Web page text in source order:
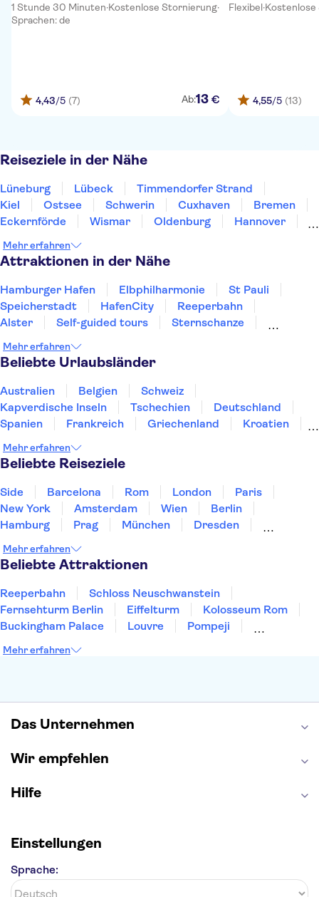
1 Stunde 30 Minuten·Kostenlose Stornierung·
Sprachen: de
4,43/5 (7) Ab:13 €
Flexibel·
4,55/5 (13)
Reiseziele in der Nähe
Lüneburg Lübeck
Timmendorfer Strand
Kiel
Ostsee Schwerin Cuxhaven
Bremen
Eckernförde
Wismar Oldenburg
Hannover
Mehr erfahren
Attraktionen in der Nähe
Hamburger Hafen Elbphilharmonie
St Pauli
Speicherstadt
HafenCity
Reeperbahn
Alster
Self-guided tours
Sternschanze
Museumsinsel Berlin
Berliner Mauer
Fernsehturm Berlin
Semperoper Dresden
Mehr erfahren
Beliebte Urlaubsländer
Australien Belgien
Schweiz
Kapverdische Inseln
Tschechien
Deutschland
Spanien
Frankreich Griechenland
Kroatien
Norwegen
Polen
Mehr erfahren
Beliebte Reiseziele
Side Barcelona Rom London
Paris
New York
Amsterdam Wien
Berlin
Hamburg
Prag München
Dresden
Heidelberg
Bremen
Mehr erfahren
Beliebte Attraktionen
Reeperbahn
Schloss Neuschwanstein
Fernsehturm Berlin
Eiffelturm
Kolosseum Rom
Buckingham Palace
Louvre
Pompeji
Moulin Rouge
Mehr erfahren
Das Unternehmen
Wir empfehlen
Hilfe
Einstellungen
Sprache: